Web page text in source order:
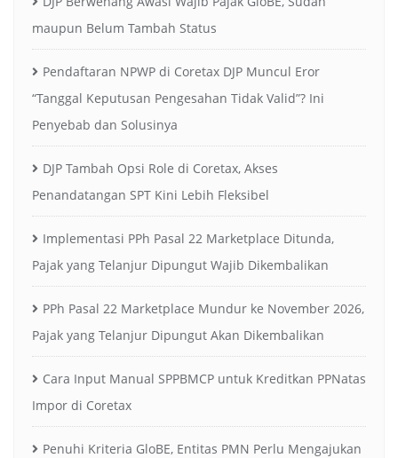
maupun Belum Tambah Status
Pendaftaran NPWP di Coretax DJP Muncul Eror
“Tanggal Keputusan Pengesahan Tidak Valid”? Ini
Penyebab dan Solusinya
DJP Tambah Opsi Role di Coretax, Akses
Penandatangan SPT Kini Lebih Fleksibel
Implementasi PPh Pasal 22 Marketplace Ditunda,
Pajak yang Telanjur Dipungut Wajib Dikembalikan
PPh Pasal 22 Marketplace Mundur ke November 2026,
Pajak yang Telanjur Dipungut Akan Dikembalikan
Cara Input Manual SPPBMCP untuk Kreditkan PPNatas
Impor di Coretax
Penuhi Kriteria GloBE, Entitas PMN Perlu Mengajukan